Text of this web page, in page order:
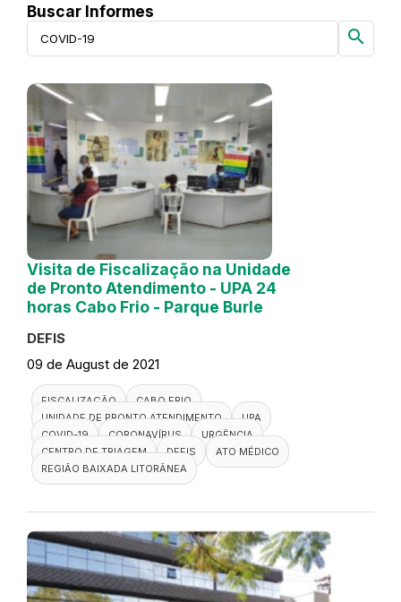
Buscar Informes
search
Visita de Fiscalização na Unidade
de Pronto Atendimento - UPA 24
horas Cabo Frio - Parque Burle
DEFIS
09 de August de 2021
FISCALIZAÇÃO
CABO FRIO
UNIDADE DE PRONTO ATENDIMENTO
UPA
COVID-19
CORONAVÍRUS
URGÊNCIA
CENTRO DE TRIAGEM
DEFIS
ATO MÉDICO
REGIÃO BAIXADA LITORÂNEA